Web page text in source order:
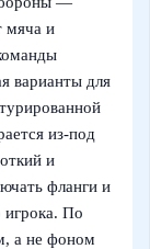
мяча и
варианты для
из-под
и
фланги и
игрока. По
а не фоном